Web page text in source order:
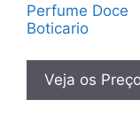
Perfume Doce
Boticario
Veja os